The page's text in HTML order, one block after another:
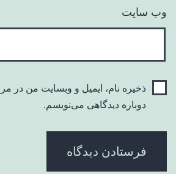
وب‌ سایت
ذخیره نام، ایمیل و وبسایت من در
دوباره دیدگاهی می‌نویسم.